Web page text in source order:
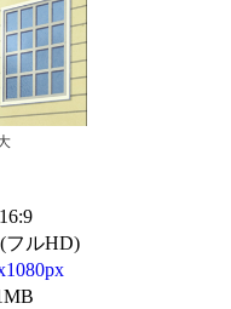
フルHD)